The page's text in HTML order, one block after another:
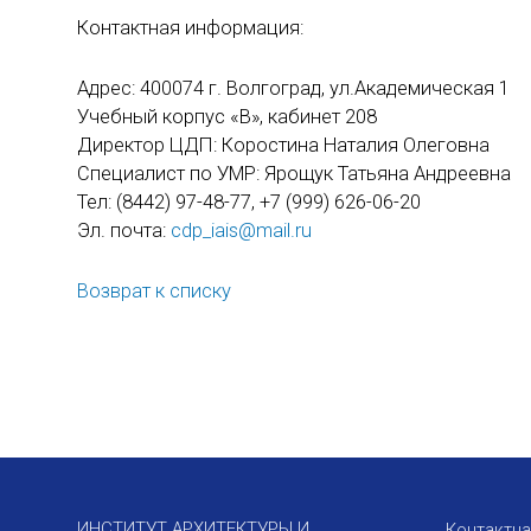
Контактная информация:
Адрес: 400074 г. Волгоград, ул.Академическая 1
Учебный корпус «В», кабинет 208
Директор ЦДП: Коростина Наталия Олеговна
Специалист по УМР: Ярощук Татьяна Андреевна
Тел: (8442) 97-48-77, +7 (999) 626-06-20
Эл. почта: cdp_iais@mail.ru
Возврат к списку